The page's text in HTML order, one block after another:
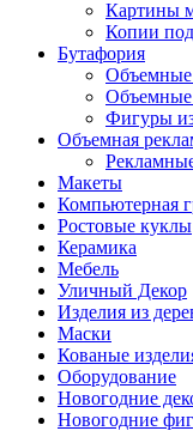
Картины
Копии
Бутафория
Объемные
Фигуры из
Объемная
Макеты
Компьютерная
Ростовые куклы
Керамика
Мебель
Уличный Декор
Изделия из
Маски
Кованые
Оборудование
Новогодние
Новогодние